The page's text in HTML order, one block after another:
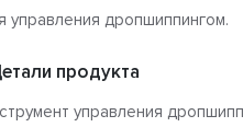
управления дропшиппингом.
продукта
управления